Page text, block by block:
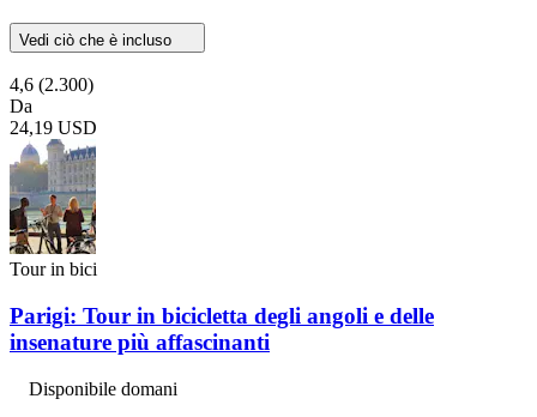
Vedi ciò che è incluso
4,6 (2.300)
Da
24,19 USD
Tour in bici
Parigi: Tour in bicicletta degli angoli e delle
insenature più affascinanti
Disponibile domani